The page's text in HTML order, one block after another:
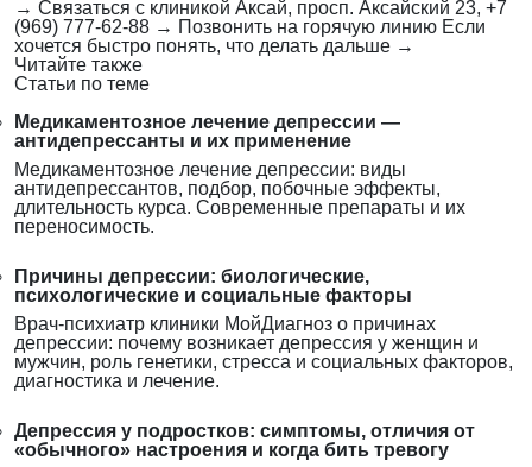
→ Связаться с клиникой Аксай, просп. Аксайский 23, +7
(969) 777-62-88 → Позвонить на горячую линию Если
хочется быстро понять, что делать дальше →
Читайте также
Статьи по теме
Медикаментозное лечение депрессии —
антидепрессанты и их применение
Медикаментозное лечение депрессии: виды
антидепрессантов, подбор, побочные эффекты,
длительность курса. Современные препараты и их
переносимость.
Причины депрессии: биологические,
психологические и социальные факторы
Врач-психиатр клиники МойДиагноз о причинах
депрессии: почему возникает депрессия у женщин и
мужчин, роль генетики, стресса и социальных факторов,
диагностика и лечение.
Депрессия у подростков: симптомы, отличия от
«обычного» настроения и когда бить тревогу